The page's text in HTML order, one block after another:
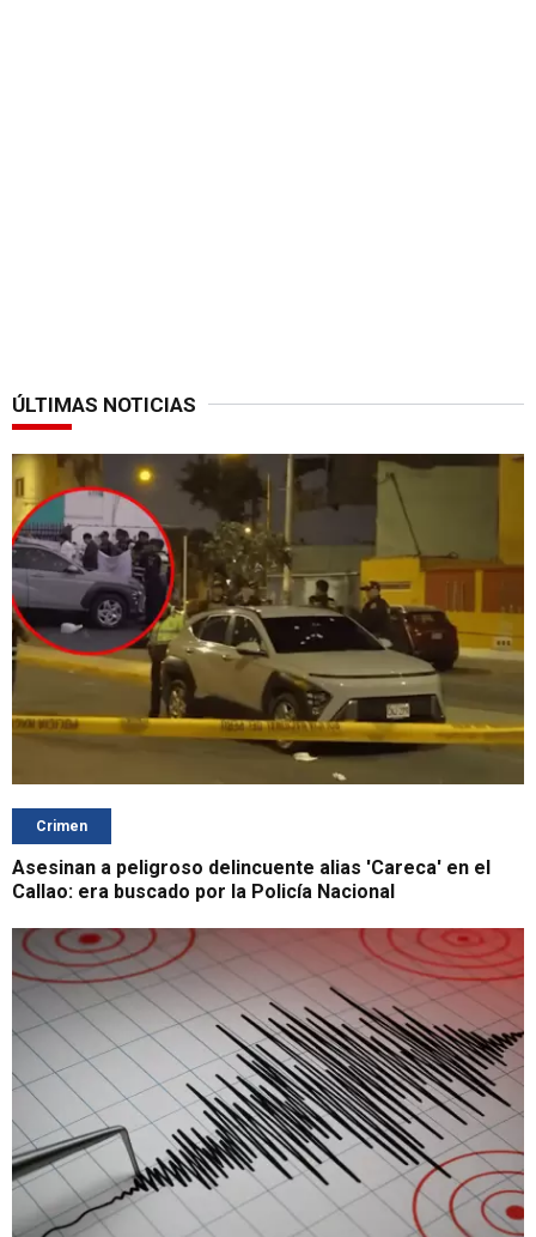
ÚLTIMAS NOTICIAS
Crimen
Asesinan a peligroso delincuente alias 'Careca' en el
Callao: era buscado por la Policía Nacional